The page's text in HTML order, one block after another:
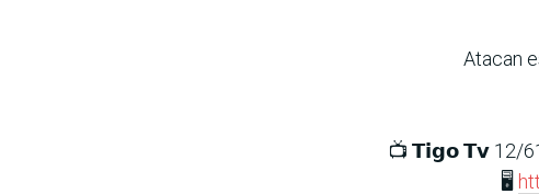
Atacan
📺 𝗧𝗶𝗴𝗼 𝗧𝘃 12/
🖥️